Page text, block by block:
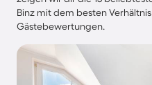
Binz mit dem besten
Gästebewertungen.